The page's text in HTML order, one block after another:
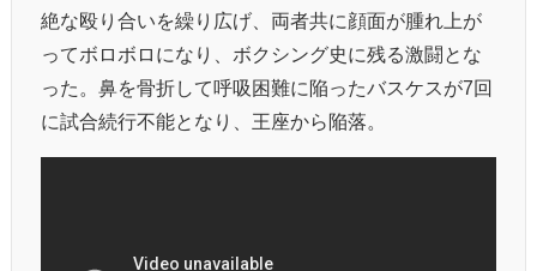
絶な殴り合いを繰り広げ、両者共に顔面が腫れ上が
ってボロボロになり、ボクシング史に残る激闘とな
った。鼻を骨折して呼吸困難に陥ったバスケスが7回
に試合続行不能となり、王座から陥落。